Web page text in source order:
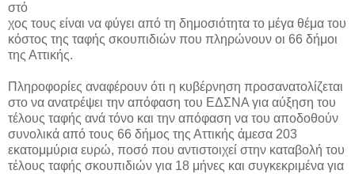
στό
χος τους είναι να φύγει από τη δημοσιότητα το μέγα θέμα του
κόστος της ταφής σκουπιδιών που πληρώνουν οι 66 δήμοι
της Αττικής.
Πληροφορίες αναφέρουν ότι η κυβέρνηση προσανατολίζεται
στο να ανατρέψει την απόφαση του ΕΔΣΝΑ για αύξηση του
τέλους ταφής ανά τόνο και την απόφαση να του αποδοθούν
συνολικά από τους 66 δήμος της Αττικής άμεσα 203
εκατομμύρια ευρώ, ποσό που αντιστοιχεί στην καταβολή του
τέλους ταφής σκουπιδιών για 18 μήνες και συγκεκριμένα για